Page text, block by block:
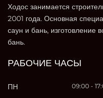
Ходос занимается
2001 года. Основная
саун и бань, изготовление
бань.
РАБОЧИЕ ЧАСЫ
ПН 09:00 -